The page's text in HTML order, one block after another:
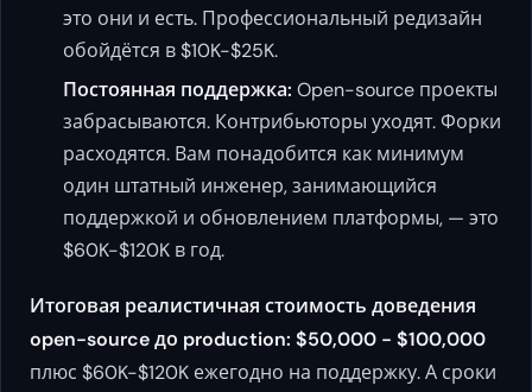
это они и есть. Профессиональный редизайн
обойдётся в $10K-$25K.
Постоянная поддержка: Open-source проекты
забрасываются. Контрибьюторы уходят. Форки
расходятся. Вам понадобится как минимум
один штатный инженер, занимающийся
поддержкой и обновлением платформы, — это
$60K-$120K в год.
Итоговая реалистичная стоимость доведения
open-source до production: $50,000 - $100,000
плюс $60K-$120K ежегодно на поддержку. А сроки